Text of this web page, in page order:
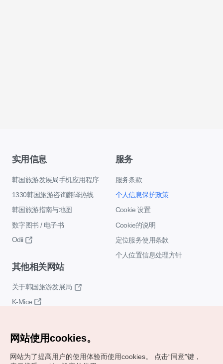
实用信息
韩国旅游发展局手机应用程序
1330韩国旅游咨询翻译热线
韩国旅游指南与地图
数字图书 / 电子书
Odii
服务
服务条款
个人信息保护政策
Cookie 设置
Cookie的说明
定位服务使用条款
个人位置信息处理方针
其他相关网站
关于韩国旅游发展局
K-Mice
网站使用cookies。
网站为了提高用户的使用体验而使用cookies。
点击“同意"键，